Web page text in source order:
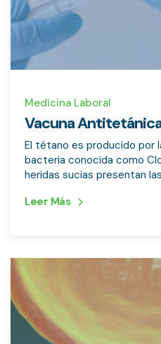
Medicina Laboral
Vacuna
El tétano es producido por
bacteria conocida como
heridas sucias presentan
Leer Más